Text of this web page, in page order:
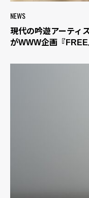
NEWS
現代の吟遊アーティ
がWWW企画『